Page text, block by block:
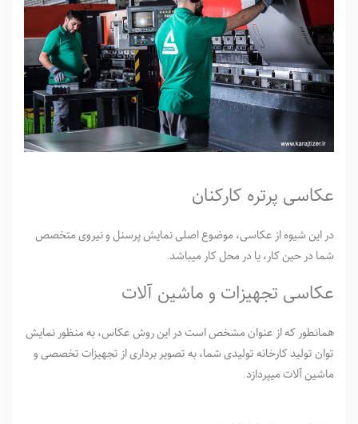
عکاسی پرتره کارکنان
در این شیوه از عکاسی، موضوع اصلی نمایش پرسنل و نیروی متخصص
شما در حین کار، یا در محل کار می­باشد.
عکاسی تجهیزات و ماشین آلات
همانطور که از عنوان مشخص است در این روش عکاس، به منظور نمایش
توان تولید کارخانه تولیدی شما، به تصویر برداری از تجهیزات تخصصی و
ماشین آلات می­پردازد.